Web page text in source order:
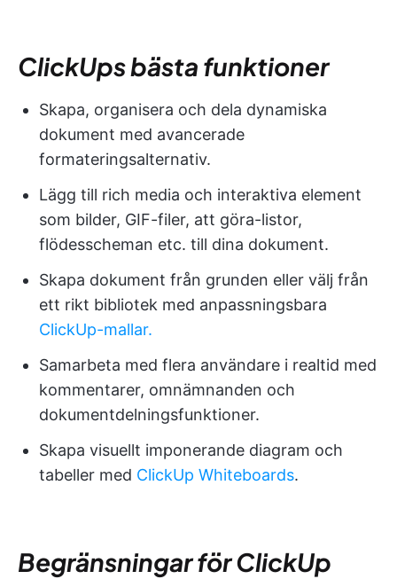
ClickUps bästa funktioner
Skapa, organisera och dela dynamiska
dokument med avancerade
formateringsalternativ.
Lägg till rich media och interaktiva element
som bilder, GIF-filer, att göra-listor,
flödesscheman etc. till dina dokument.
Skapa dokument från grunden eller välj från
ett rikt bibliotek med anpassningsbara
ClickUp-mallar.
Samarbeta med flera användare i realtid med
kommentarer, omnämnanden och
dokumentdelningsfunktioner.
Skapa visuellt imponerande diagram och
tabeller med ClickUp Whiteboards.
Begränsningar för ClickUp